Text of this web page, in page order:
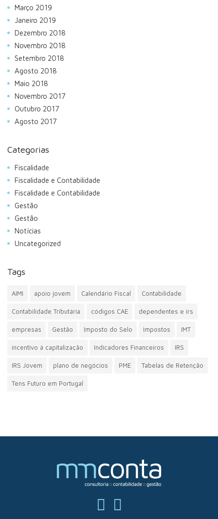
Março 2019
Janeiro 2019
Dezembro 2018
Novembro 2018
Setembro 2018
Agosto 2018
Maio 2018
Novembro 2017
Outubro 2017
Agosto 2017
Categorias
Fiscalidade
Fiscalidade e Contabilidade
Fiscalidade e Contabilidade
Gestão
Gestão
Notícias
Uncategorized
Tags
AIMI apoio jovem Calendário Fiscal Contabilidade
Contabilidade Tributária códigos CAE dependentes e irs
empresas Gestão Imposto do Selo Impostos IMT
incentivo à capitalização Indicadores Financeiros IRS
IRS Jovem plano de negócios PME Tabelas de Retenção
Tens Futuro em Portugal